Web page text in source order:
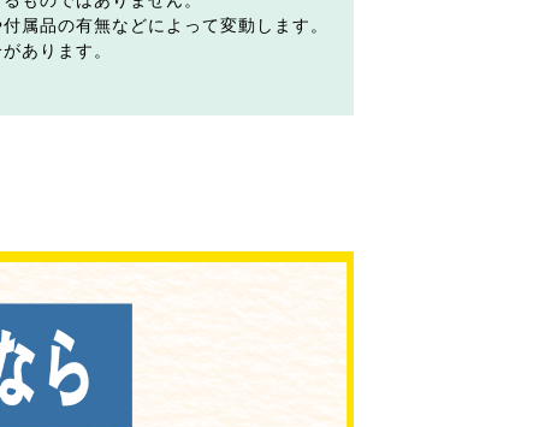
属品の有無などによって変動します。
あります。